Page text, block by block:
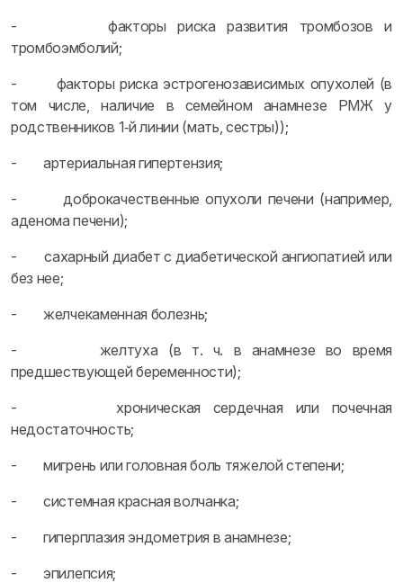
- факторы риска развития тромбозов и
тромбоэмболий;
- факторы риска эстрогенозависимых опухолей (в
том числе, наличие в семейном анамнезе РМЖ у
родственников 1‑й линии (мать, сестры));
- артериальная гипертензия;
- доброкачественные опухоли печени (например,
аденома печени);
- сахарный диабет с диабетической ангиопатией или
без нее;
- желчекаменная болезнь;
- желтуха (в т. ч. в анамнезе во время
предшествующей беременности);
- хроническая сердечная или почечная
недостаточность;
- мигрень или головная боль тяжелой степени;
- системная красная волчанка;
- гиперплазия эндометрия в анамнезе;
- эпилепсия;